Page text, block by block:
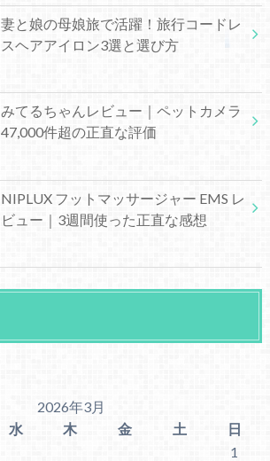
妻と娘の母娘旅で活躍！旅行コードレ
スヘアアイロン3選と選び方
みてるちゃんレビュー｜ペットカメラ
47,000件超の正直な評価
NIPLUX フットマッサージャー EMS レ
ビュー｜3週間使った正直な感想
2026年3月
水 木 金 土
日
1